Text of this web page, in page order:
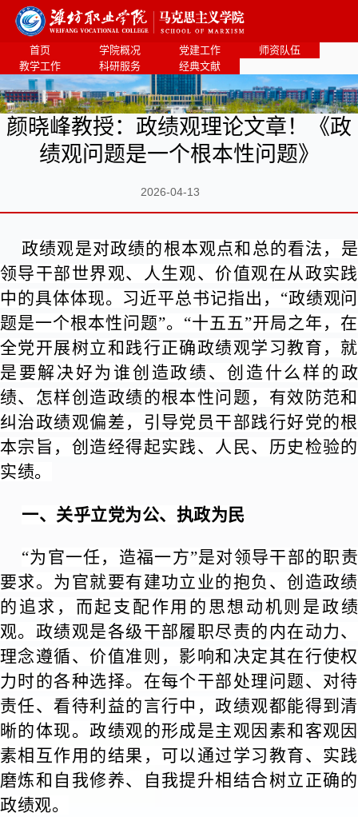
首页 学院概况 党建工作
师资队伍
教学工作
科研服务 经典文献
颜晓峰教授：政绩观理论文章！《政
绩观问题是一个根本性问题》
2026-04-13
政绩观是对政绩的根本观点和总的看法，是
领导干部世界观、人生观、价值观在从政实践
中的具体体现。习近平总书记指出，“政绩观问
题是一个根本性问题”。“十五五”开局之年，在
全党开展树立和践行正确政绩观学习教育，就
是要解决好为谁创造政绩、创造什么样的政
绩、怎样创造政绩的根本性问题，有效防范和
纠治政绩观偏差，引导党员干部践行好党的根
本宗旨，创造经得起实践、人民、历史检验的
实绩。
一、关乎立党为公、执政为民
“为官一任，造福一方”是对领导干部的职责
要求。为官就要有建功立业的抱负、创造政绩
的追求，而起支配作用的思想动机则是政绩
观。政绩观是各级干部履职尽责的内在动力、
理念遵循、价值准则，影响和决定其在行使权
力时的各种选择。在每个干部处理问题、对待
责任、看待利益的言行中，政绩观都能得到清
晰的体现。政绩观的形成是主观因素和客观因
素相互作用的结果，可以通过学习教育、实践
磨炼和自我修养、自我提升相结合树立正确的
政绩观。